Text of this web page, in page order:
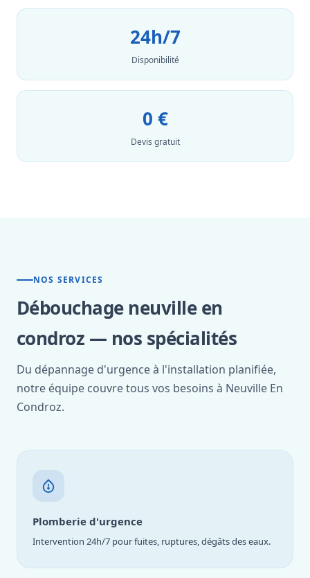
24h/7
Disponibilité
0 €
Devis gratuit
NOS SERVICES
Débouchage neuville en
condroz — nos spécialités
Du dépannage d'urgence à l'installation planifiée,
notre équipe couvre tous vos besoins à Neuville En
Condroz.
Plomberie d'urgence
Intervention 24h/7 pour fuites, ruptures, dégâts des eaux.